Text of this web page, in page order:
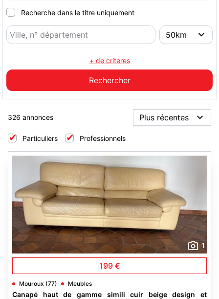
Recherche dans le titre uniquement
+ de critères
326 annonces
Particuliers Professionnels
1
199 €
Mouroux (77) Meubles
Canapé haut de gamme simili cuir beige design et